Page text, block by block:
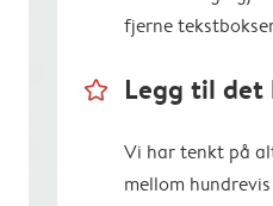
fjerne
star_outline Legg til det
Vi har tenkt på
mellom